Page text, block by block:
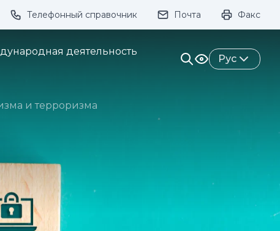
Телефонный справочник Почта Факс
деятельность
Рус
и терроризма